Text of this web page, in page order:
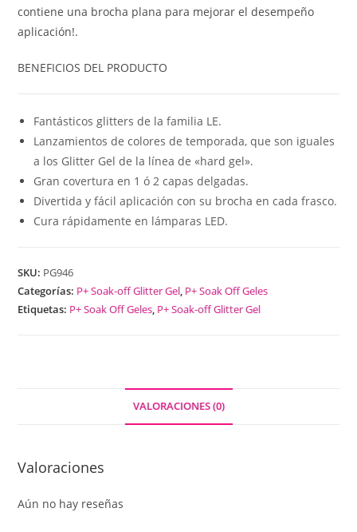
contiene una brocha plana para mejorar el desempeño
aplicación!.
BENEFICIOS DEL PRODUCTO
Fantásticos glitters de la familia LE.
Lanzamientos de colores de temporada, que son iguales
a los Glitter Gel de la línea de «hard gel».
Gran covertura en 1 ó 2 capas delgadas.
Divertida y fácil aplicación con su brocha en cada frasco.
Cura rápidamente en lámparas LED.
SKU: PG946
Categorías: P+ Soak-off Glitter Gel P+ Soak Off Geles
Etiquetas: P+ Soak Off Geles P+ Soak-off Glitter Gel
VALORACIONES (0)
Valoraciones
Aún no hay reseñas